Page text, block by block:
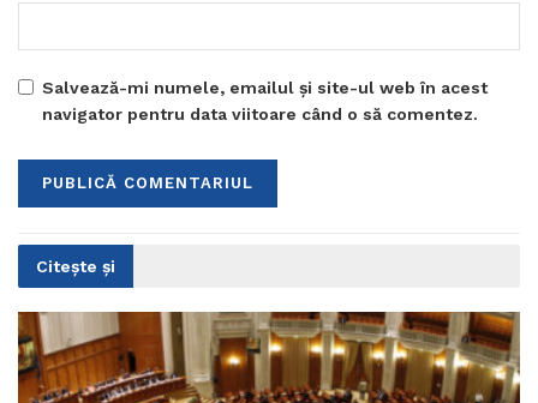
Salvează-mi numele, emailul și site-ul web în acest
navigator pentru data viitoare când o să comentez.
Citește și